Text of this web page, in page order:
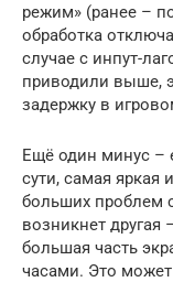
режим» (ранее –
обработка
случае с инпут-
приводили выше,
задержку в
Ещё один минус –
сути, самая яркая
больших проблем
возникнет
большая часть
часами. Это